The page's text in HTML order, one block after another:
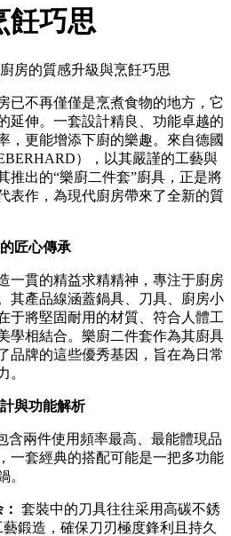
飪巧思
已不再僅僅是烹煮食物的地方，它
延伸。一套設計精良、功能卓越的
，更能增添下廚的樂趣。來自德國
），以其嚴謹的工藝與
推出的“樂廚二件套”廚具，正是將
表作，為現代廚房帶來了全新的質
匠心傳承
一貫的精益求精精神，專注于廚房
其產品線涵蓋鍋具、刀具、廚房小
于將堅固耐用的材質、符合人體工
學相結合。樂廚二件套作為其廚具
品牌的這些優秀基因，旨在為日常
。
與功能解析
含兩件使用頻率最高、最能體現品
一套經典的搭配可能是一把多功能
。
套裝中的刀具往往采用高碳不銹
鍛造，確保刀刃極度鋒利且持久